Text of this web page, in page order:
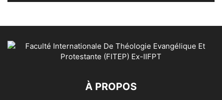
À PROPOS